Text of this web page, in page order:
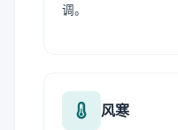
调。
风寒